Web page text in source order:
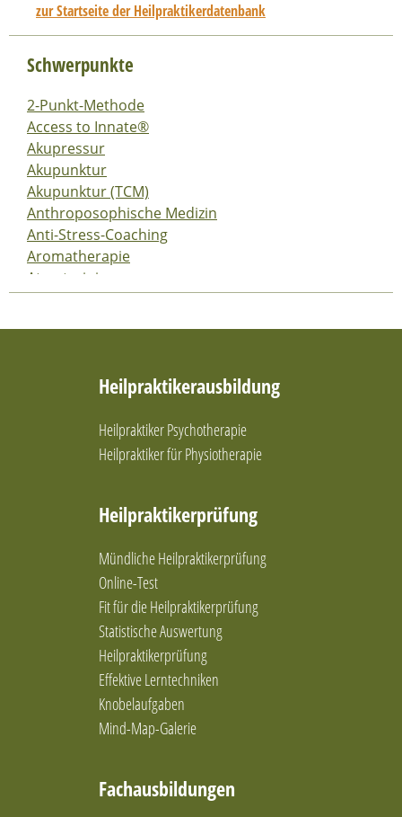
zur Startseite der Heilpraktikerdatenbank
Schwerpunkte
2-Punkt-Methode
Access to Innate®
Akupressur
Akupunktur
Akupunktur (TCM)
Anthroposophische Medizin
Anti-Stress-Coaching
Aromatherapie
Atemtraining
Ausleitungs- und Segmentverfahren
Baby- und Kindertherapie
Bachblüten
Bachblütentherapie
Beratung (Einzel- und Paartherapie)
Beratung & Persönlichkeitsentwicklung
Biochemie nach Schüssler
Bioresonanz nach Paul Schmidt
Bioresonanztherapie
Blockaden lösen
Blutegeltherapie
Breuss-Massage
chinesische Diätetik
Heilpraktikerausbildung
Heilpraktiker Psychotherapie
Heilpraktiker für Physiotherapie
Heilpraktikerprüfung
Mündliche Heilpraktikerprüfung
Online-Test
Fit für die Heilpraktikerprüfung
Statistische Auswertung
Heilpraktikerprüfung
Effektive Lerntechniken
Knobelaufgaben
Mind-Map-Galerie
Fachausbildungen